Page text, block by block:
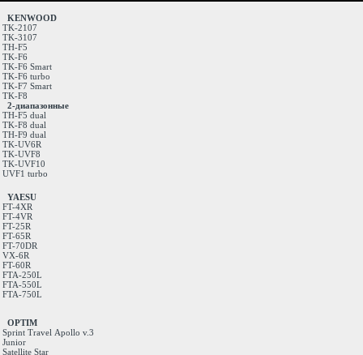
KENWOOD
TK-2107
TK-3107
TH-F5
TK-F6
TK-F6 Smart
TK-F6 turbo
TK-F7 Smart
TK-F8
2-диапазонные
TH-F5 dual
TK-F8 dual
TH-F9 dual
TK-UV6R
TK-UVF8
TK-UVF10
UVF1 turbo
YAESU
FT-4XR
FT-4VR
FT-25R
FT-65R
FT-70DR
VX-6R
FT-60R
FTA-250L
FTA-550L
FTA-750L
OPTIM
Sprint Travel Apollo v.3
Junior
Satellite Star